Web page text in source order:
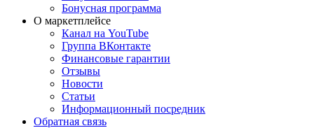
Бонусная программа
О маркетплейсе
Канал на YouTube
Группа ВКонтакте
Финансовые гарантии
Отзывы
Новости
Статьи
Информационный посредник
Обратная связь